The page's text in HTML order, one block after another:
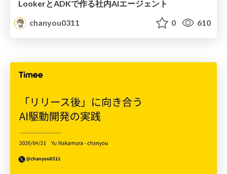
LookerとADKで作る社内AIエージェント
chanyou0311
0 610